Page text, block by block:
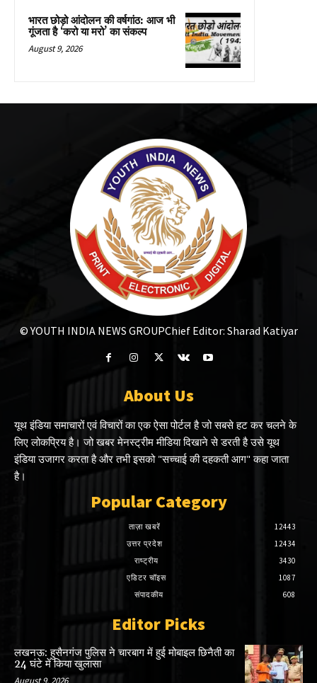
भारत छोड़ो आंदोलन की वर्षगांठ: आज भी
गूंजता है ‘करो या मरो’ का संकल्प
August 9, 2026
© YOUTH INDIA NEWS GROUPChief Editor: Sharad Katiyar
About Us
यूथ इंडिया समाचारों एवं विचारों का एक ऐसा पोर्टल है जो सबसे हट कर चलने के
लिए लोकप्रिय है। जो खबर मेनस्ट्रीम मीडिया दिखाने से डरती है उसे यूथ
इंडिया उजागर करता है और तभी इसको "सच्चाई की दहकती आग" कहा जाता
है।
Popular Category
ताज़ा खबरें
12443
उत्तर प्रदेश
12434
राष्ट्रीय
3430
एडिटर चॉइस
1087
संपादकीय
608
Editor Picks
लखनऊ: हुसैनगंज पुलिस ने चारबाग में हुई मोबाइल छिनैती का
24 घंटे में किया खुलासा